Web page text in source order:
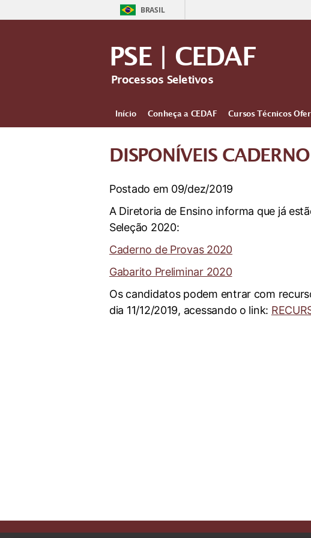
BRASIL
PSE | CEDAF
Processos Seletivos
Início Conheça a CEDAF Cursos Técnicos
DISPONÍVEIS
Postado em 09/dez/2019
A Diretoria de Ensino informa que já
Seleção 2020:
Caderno de Provas 2020
Gabarito Preliminar 2020
Os candidatos podem entrar com
dia 11/12/2019, acessando o link: